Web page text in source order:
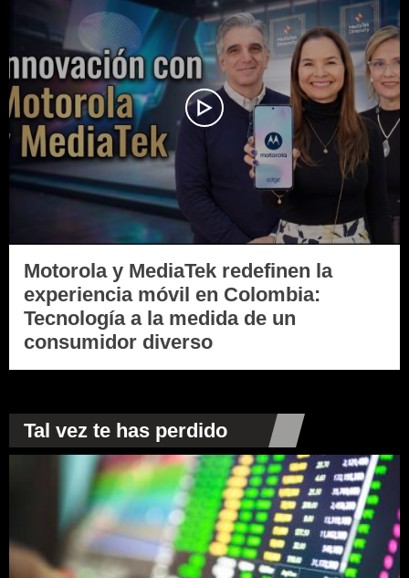
Motorola y MediaTek redefinen la
experiencia móvil en Colombia:
Tecnología a la medida de un
consumidor diverso
Tal vez te has perdido